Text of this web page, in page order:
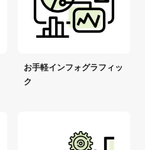
お手軽インフォグラフィッ
ク